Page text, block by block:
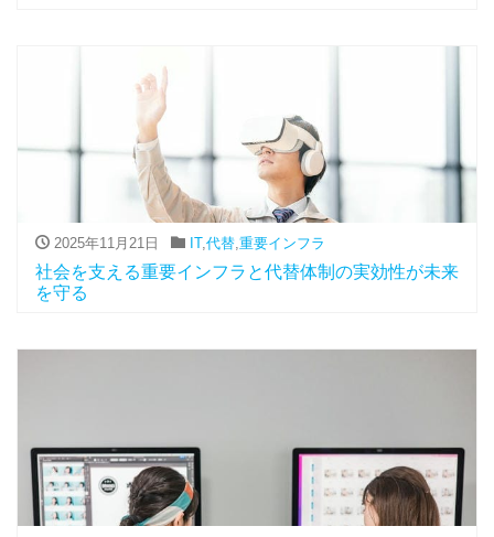
2025年11月21日 IT, 代替, 重要インフラ
社会を支える重要インフラと代替体制の実効性が未来
を守る